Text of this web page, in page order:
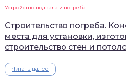
Устройство подвала и погреба
Строительство погреба.
места для установки,
строительство стен и
Читать далее